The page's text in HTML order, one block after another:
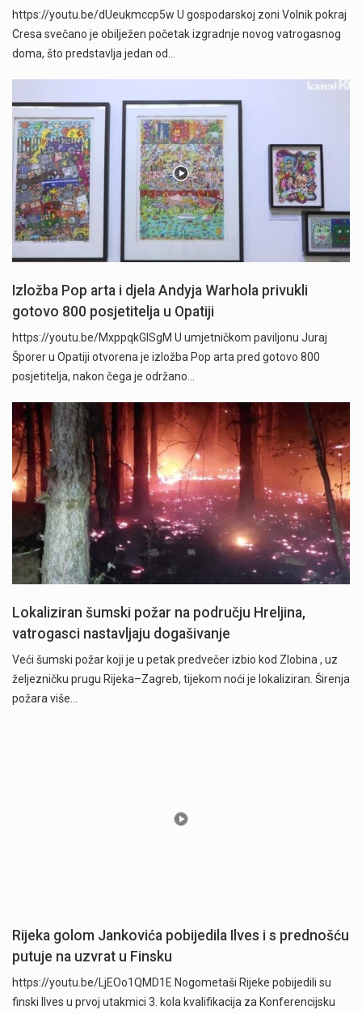
https://youtu.be/dUeukmccp5w U gospodarskoj zoni Volnik pokraj
Cresa svečano je obilježen početak izgradnje novog vatrogasnog
doma, što predstavlja jedan od…
Izložba Pop arta i djela Andyja Warhola privukli
gotovo 800 posjetitelja u Opatiji
https://youtu.be/MxppqkGISgM U umjetničkom paviljonu Juraj
Šporer u Opatiji otvorena je izložba Pop arta pred gotovo 800
posjetitelja, nakon čega je održano…
Lokaliziran šumski požar na području Hreljina,
vatrogasci nastavljaju dogašivanje
Veći šumski požar koji je u petak predvečer izbio kod Zlobina , uz
željezničku prugu Rijeka–Zagreb, tijekom noći je lokaliziran. Širenja
požara više…
Rijeka golom Jankovića pobijedila Ilves i s prednošću
putuje na uzvrat u Finsku
https://youtu.be/LjEOo1QMD1E Nogometaši Rijeke pobijedili su
finski Ilves u prvoj utakmici 3. kola kvalifikacija za Konferencijsku